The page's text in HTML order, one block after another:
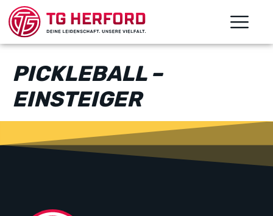
PICKLEBALL –
EINSTEIGER